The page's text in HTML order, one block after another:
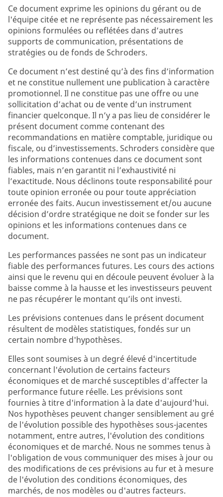
Ce document exprime les opinions du gérant ou de
l'équipe citée et ne représente pas nécessairement les
opinions formulées ou reflétées dans d’autres
supports de communication, présentations de
stratégies ou de fonds de Schroders.
Ce document n’est destiné qu’à des fins d’information
et ne constitue nullement une publication à caractère
promotionnel. Il ne constitue pas une offre ou une
sollicitation d’achat ou de vente d’un instrument
financier quelconque. Il n’y a pas lieu de considérer le
présent document comme contenant des
recommandations en matière comptable, juridique ou
fiscale, ou d’investissements. Schroders considère que
les informations contenues dans ce document sont
fiables, mais n’en garantit ni l’exhaustivité ni
l’exactitude. Nous déclinons toute responsabilité pour
toute opinion erronée ou pour toute appréciation
erronée des faits. Aucun investissement et/ou aucune
décision d’ordre stratégique ne doit se fonder sur les
opinions et les informations contenues dans ce
document.
Les performances passées ne sont pas un indicateur
fiable des performances futures. Les cours des actions
ainsi que le revenu qui en découle peuvent évoluer à la
baisse comme à la hausse et les investisseurs peuvent
ne pas récupérer le montant qu’ils ont investi.
Les prévisions contenues dans le présent document
résultent de modèles statistiques, fondés sur un
certain nombre d'hypothèses.
Elles sont soumises à un degré élevé d'incertitude
concernant l'évolution de certains facteurs
économiques et de marché susceptibles d'affecter la
performance future réelle. Les prévisions sont
fournies à titre d'information à la date d'aujourd'hui.
Nos hypothèses peuvent changer sensiblement au gré
de l'évolution possible des hypothèses sous-jacentes
notamment, entre autres, l'évolution des conditions
économiques et de marché. Nous ne sommes tenus à
l'obligation de vous communiquer des mises à jour ou
des modifications de ces prévisions au fur et à mesure
de l'évolution des conditions économiques, des
marchés, de nos modèles ou d'autres facteurs.